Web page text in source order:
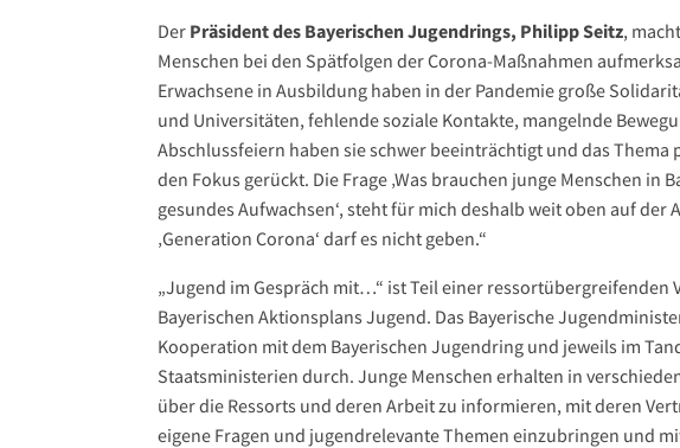
Der Präsident des Bayerischen Jugendrings, Philipp Seitz,
Menschen bei den Spätfolgen der Corona-Maßnahmen
Erwachsene in Ausbildung haben in der Pandemie große
und Universitäten, fehlende soziale Kontakte, mangelnde
Abschlussfeiern haben sie schwer beeinträchtigt und das Thema
den Fokus gerückt. Die Frage ‚Was brauchen junge Menschen in
gesundes Aufwachsen‘, steht für mich deshalb weit oben auf der
‚Generation Corona‘ darf es nicht geben.“
„Jugend im Gespräch mit…“ ist Teil einer ressortübergreifenden
Bayerischen Aktionsplans Jugend. Das Bayerische
Kooperation mit dem Bayerischen Jugendring und jeweils im
Staatsministerien durch. Junge Menschen erhalten in
über die Ressorts und deren Arbeit zu informieren, mit deren
eigene Fragen und jugendrelevante Themen einzubringen und